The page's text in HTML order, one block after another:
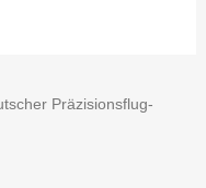
Präzisionsflug-